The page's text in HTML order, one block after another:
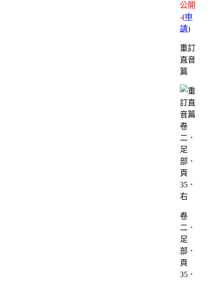
公開
-(申
請)
重訂
直音
篇
卷
二．
足
部．
頁
35．